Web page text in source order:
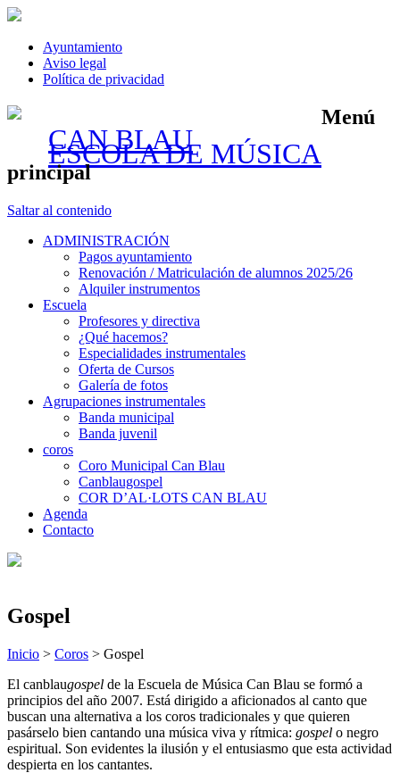
Ayuntamiento
Aviso legal
Política de privacidad
CAN BLAU
ESCOLA DE MÚSICA
Menú
principal
Saltar al contenido
ADMINISTRACIÓN
Pagos ayuntamiento
Renovación / Matriculación de alumnos 2025/26
Alquiler instrumentos
Escuela
Profesores y directiva
¿Qué hacemos?
Especialidades instrumentales
Oferta de Cursos
Galería de fotos
Agrupaciones instrumentales
Banda municipal
Banda juvenil
coros
Coro Municipal Can Blau
Canblaugospel
COR D’AL·LOTS CAN BLAU
Agenda
Contacto
Gospel
Inicio > Coros > Gospel
El canblaugospel de la Escuela de Música Can Blau se formó a
principios del año 2007. Está dirigido a aficionados al canto que
buscan una alternativa a los coros tradicionales y que quieren
pasárselo bien cantando una música viva y rítmica: gospel o negro
espiritual. Son evidentes la ilusión y el entusiasmo que esta actividad
despierta en los cantantes.